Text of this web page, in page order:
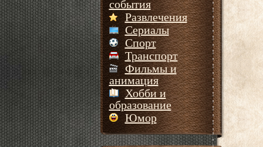
события
Развлечения
Сериалы
Спорт
Транспорт
Фильмы и
анимация
Хобби и
образование
Юмор